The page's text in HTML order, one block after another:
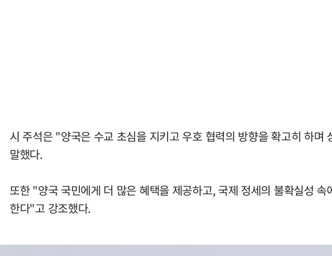
시 주석은 "양국은 수교 초심을 지키고 우호 협력의 방향을 확고히 하
말했다.
또한 "양국 국민에게 더 많은 혜택을 제공하고, 국제 정세의 불확실성
한다"고 강조했다.